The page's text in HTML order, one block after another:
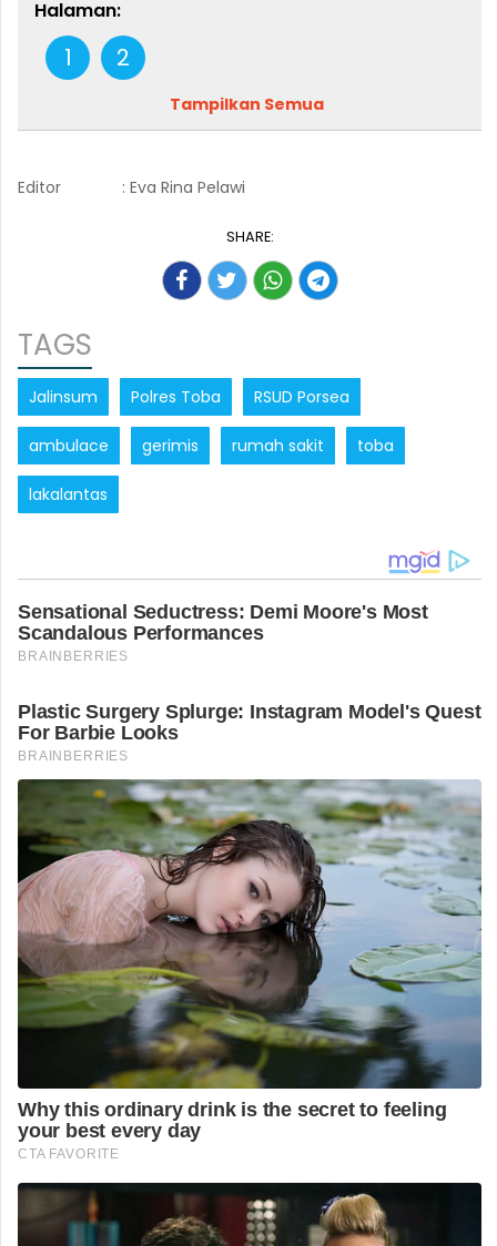
Halaman:
1 2
Tampilkan Semua
Editor : Eva Rina Pelawi
SHARE:
TAGS
Jalinsum Polres Toba RSUD Porsea
ambulace gerimis rumah sakit toba
lakalantas